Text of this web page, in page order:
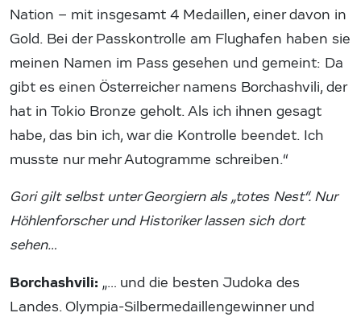
Nation – mit insgesamt 4 Medaillen, einer davon in
Gold. Bei der Passkontrolle am Flughafen haben sie
meinen Namen im Pass gesehen und gemeint: Da
gibt es einen Österreicher namens Borchashvili, der
hat in Tokio Bronze geholt. Als ich ihnen gesagt
habe, das bin ich, war die Kontrolle beendet. Ich
musste nur mehr Autogramme schreiben.“
Gori gilt selbst unter Georgiern als „totes Nest“. Nur
Höhlenforscher und Historiker lassen sich dort
sehen…
Borchashvili: „… und die besten Judoka des
Landes. Olympia-Silbermedaillengewinner und